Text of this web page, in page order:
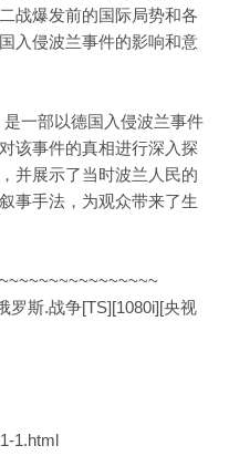
战爆发前的国际局势和各
入侵波兰事件的影响和意
一部以德国入侵波兰事件
该事件的真相进行深入探
并展示了当时波兰人民的
事手法，为观众带来了生
罗斯.战争[TS][1080i][央视
1.html